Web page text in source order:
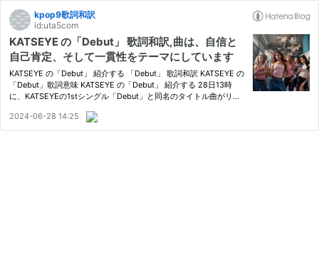
kpop9歌詞和訳
id:uta5com
KATSEYE の「Debut」 歌詞和訳,曲は、自信と
自己肯定、そして一貫性をテーマにしています
KATSEYE の「Debut」 紹介する 「Debut」 歌詞和訳 KATSEYE の
「Debut」歌詞意味 KATSEYE の「Debut」 紹介する 28日13時
に、KATSEYEの1stシングル「Debut」と同名のタイトル曲がリリ
しており、世界中のファンたちに期待をかける内容となっていま
す。YouTube…
2024-06-28 14:25